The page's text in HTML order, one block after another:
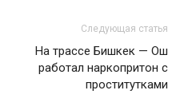
Следующая статья
На трассе Бишкек — Ош
работал наркопритон с
проститутками